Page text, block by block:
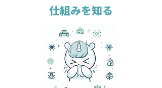
仕組みを知る